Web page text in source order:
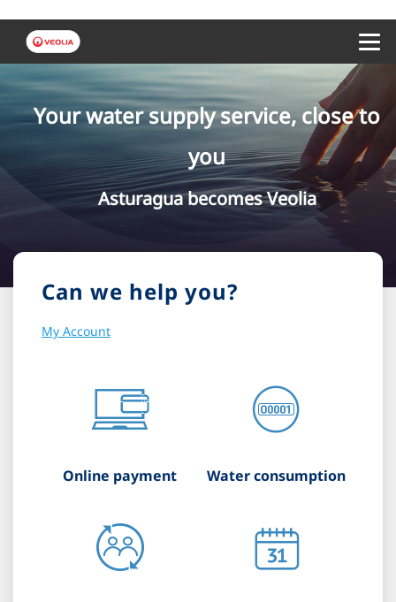
Your water supply service, close to
you
Asturagua becomes Veolia
Can we help you?
My Account
Online payment Water consumption